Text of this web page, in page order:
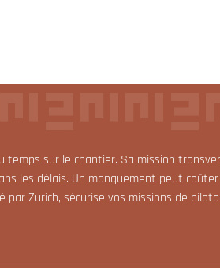
temps sur le chantier. Sa mission
les délais. Un manquement peut
par Zurich, sécurise vos missions de